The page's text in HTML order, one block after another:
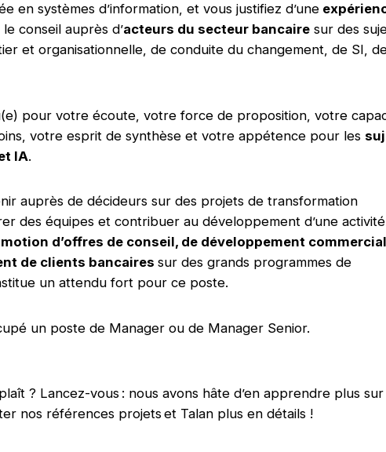
en systèmes d’information, et vous justifiez d’une
le conseil auprès d’acteurs du secteur bancairesur des
et organisationnelle, de conduite du changement, de SI,
pour votre écoute, votre force de proposition, votre
votre esprit de synthèse et votre appétence pour les
IA.
auprès de décideurs sur des projets de transformation
des équipes et contribuer au développement d’une
d’offres de conseil, de développement
de clients bancaires sur des grands programmes de
un attendu fort pour ce poste.
un poste de Manager ou de Manager Senior.
? Lancez-vous : nous avons hâte d’en apprendre plus sur
nos références projets et Talan plus en détails !